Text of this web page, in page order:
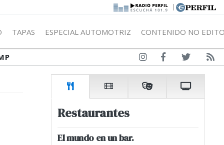
|
TAPAS ESPECIAL AUTOMOTRIZ CONTENIDO NO
Restaurantes
El mundo en un bar.